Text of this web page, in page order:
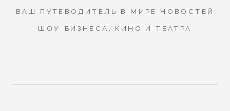
ВАШ ПУТЕВОДИТЕЛЬ В МИРЕ НОВОСТЕЙ
ШОУ-БИЗНЕСА, КИНО И ТЕАТРА